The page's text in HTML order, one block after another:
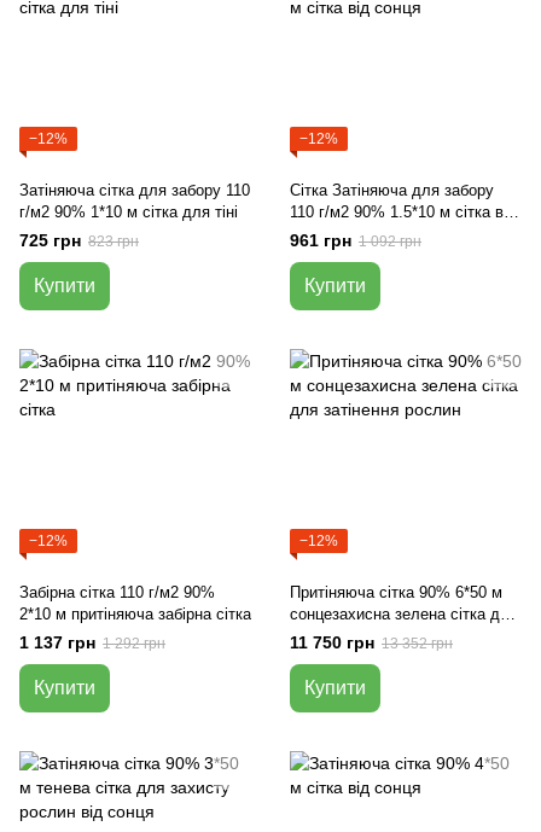
−12%
Затіняюча сітка для забору 110
г/м2 90% 1*10 м сітка для тіні
725 грн 823 грн
Купити
−12%
Сітка Затіняюча для забору
110 г/м2 90% 1.5*10 м сітка від
сонця
961 грн 1 092 грн
Купити
−12%
Забірна сітка 110 г/м2 90%
2*10 м притіняюча забірна сітка
1 137 грн 1 292 грн
Купити
−12%
Притіняюча сітка 90% 6*50 м
сонцезахисна зелена сітка для
затінення рослин
11 750 грн 13 352 грн
Купити